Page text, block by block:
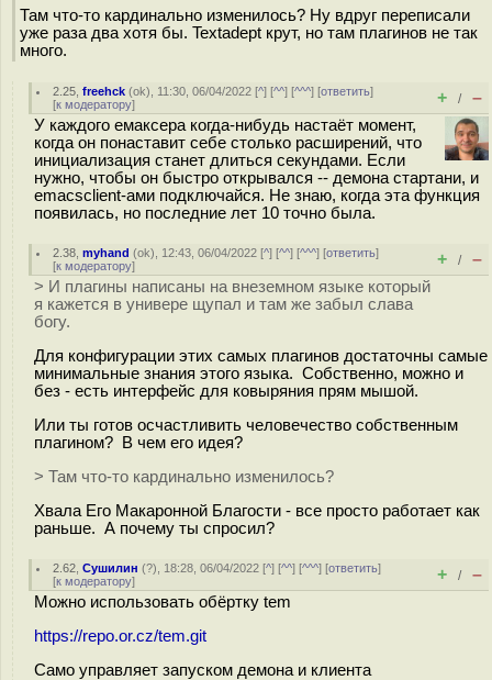
Там что-то кардинально изменилось? Ну вдруг переписали
уже раза два хотя бы. Textadept крут, но там плагинов не так
много.
2.25 ,freehck (ok), 11:30, 06/04/2022 [^] [^^] [^^^] [ответить]
[к модератору] + / –
У каждого емаксера когда-нибудь настаёт момент,
когда он понаставит себе столько расширений, что
инициализация станет длиться секундами. Если
нужно, чтобы он быстро открывался -- демона стартани, и
emacsclient-ами подключайся. Не знаю, когда эта функция
появилась, но последние лет 10 точно была.
2.38 ,myhand (ok), 12:43, 06/04/2022 [^] [^^] [^^^] [ответить]
[к модератору] + / –
> И плагины написаны на внеземном языке который
я кажется в универе щупал и там же забыл слава
богу.
Для конфигурации этих самых плагинов достаточны самые
минимальные знания этого языка. Собственно, можно и
без - есть интерфейс для ковыряния прям мышой.
Или ты готов осчастливить человечество собственным
плагином? В чем его идея?
> Там что-то кардинально изменилось?
Хвала Его Макаронной Благости - все просто работает как
раньше. А почему ты спросил?
2.62 ,Сушилин (?), 18:28, 06/04/2022 [^] [^^] [^^^] [ответить]
[к модератору] + / –
Можно использовать обёртку tem
https://repo.or.cz/tem.git
Само управляет запуском демона и клиента